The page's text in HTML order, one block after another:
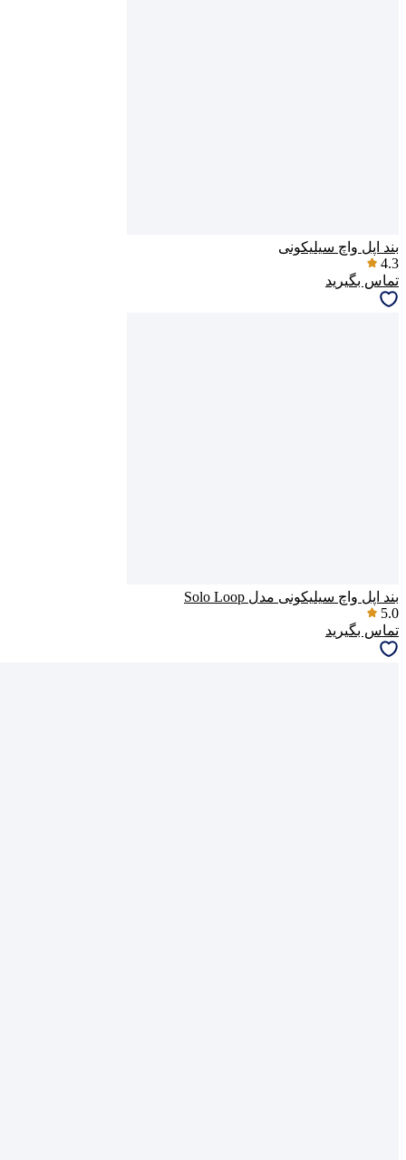
بند اپل واچ سیلیکونی
4.3
تماس بگیرید
بند اپل واچ سیلیکونی مدل Solo Loop
5.0
تماس بگیرید